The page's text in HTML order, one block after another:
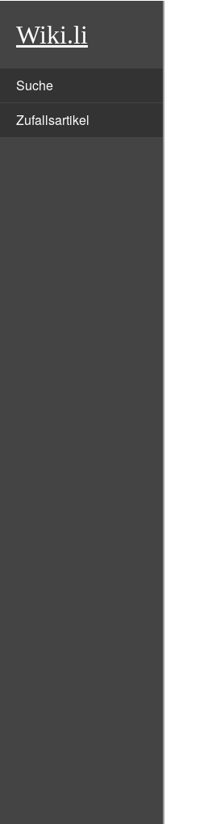
Wiki.li
Suche
Zufallsartikel